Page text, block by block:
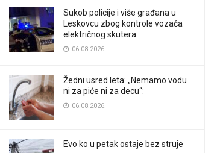
Sukob policije i više građana u
Leskovcu zbog kontrole vozača
električnog skutera
06.08.2026.
Žedni usred leta: „Nemamo vodu
ni za piće ni za decu“:
06.08.2026.
Evo ko u petak ostaje bez struje